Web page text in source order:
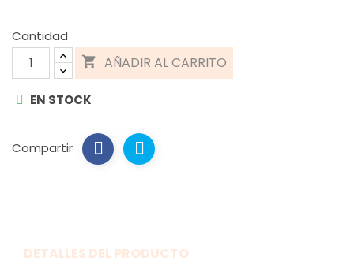
Cantidad
 AÑADIR AL CARRITO
EN STOCK
Compartir
DETALLES DEL PRODUCTO